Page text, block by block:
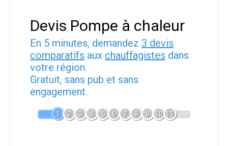
Devis Pompe à chaleur
En 5 minutes, demandez 3 devis
comparatifs aux chauffagistes dans
votre région.
Gratuit, sans pub et sans
engagement.
1 2 3 4 5 6 7 8 9 10 11